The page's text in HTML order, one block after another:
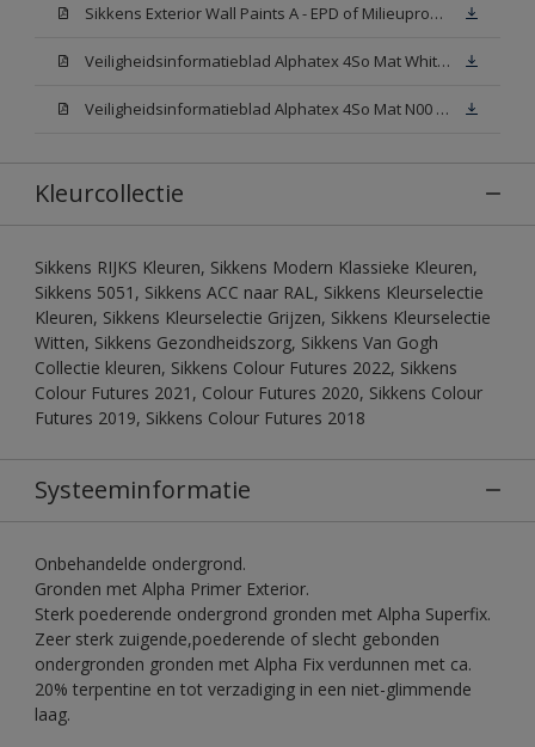
Sikkens Exterior Wall Paints A - EPD of Milieuproductverklaring
Veiligheidsinformatieblad Alphatex 4So Mat White W05 (MSDS)
Veiligheidsinformatieblad Alphatex 4So Mat N00 (MSDS)
Kleurcollectie
Sikkens RIJKS Kleuren, Sikkens Modern Klassieke Kleuren,
Sikkens 5051, Sikkens ACC naar RAL, Sikkens Kleurselectie
Kleuren, Sikkens Kleurselectie Grijzen, Sikkens Kleurselectie
Witten, Sikkens Gezondheidszorg, Sikkens Van Gogh
Collectie kleuren, Sikkens Colour Futures 2022, Sikkens
Colour Futures 2021, Colour Futures 2020, Sikkens Colour
Futures 2019, Sikkens Colour Futures 2018
Systeeminformatie
Onbehandelde ondergrond.
Gronden met Alpha Primer Exterior.
Sterk poederende ondergrond gronden met Alpha Superfix.
Zeer sterk zuigende,poederende of slecht gebonden
ondergronden gronden met Alpha Fix verdunnen met ca.
20% terpentine en tot verzadiging in een niet-glimmende
laag.